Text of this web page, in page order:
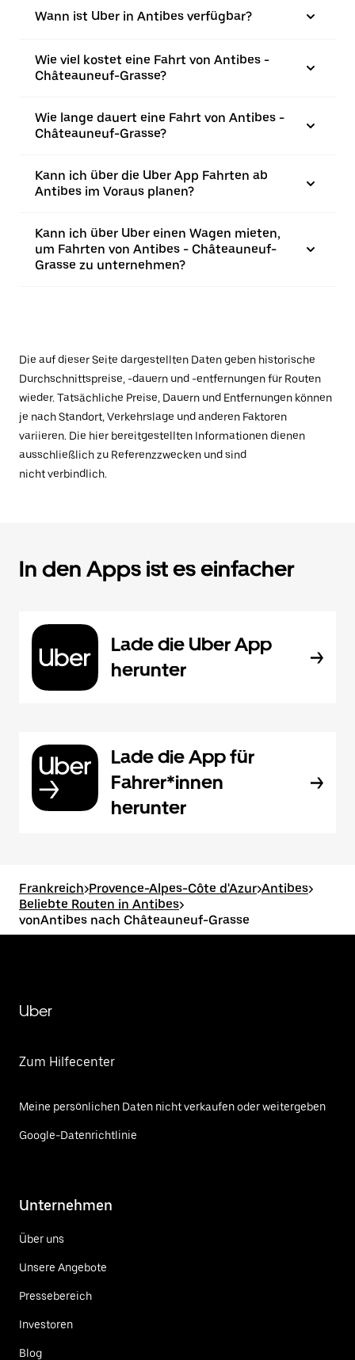
Wann ist Uber in Antibes verfügbar?
Wie viel kostet eine Fahrt von Antibes -
Châteauneuf-Grasse?
Wie lange dauert eine Fahrt von Antibes -
Châteauneuf-Grasse?
Kann ich über die Uber App Fahrten ab
Antibes im Voraus planen?
Kann ich über Uber einen Wagen mieten,
um Fahrten von Antibes - Châteauneuf-
Grasse zu unternehmen?
Die auf dieser Seite dargestellten Daten geben historische
Durchschnittspreise, -dauern und -entfernungen für Routen
wieder. Tatsächliche Preise, Dauern und Entfernungen können
je nach Standort, Verkehrslage und anderen Faktoren
variieren. Die hier bereitgestellten Informationen dienen
ausschließlich zu Referenzzwecken und sind
nicht verbindlich.
In den Apps ist es einfacher
Lade die Uber App
herunter
Lade die App für
Fahrer*innen
herunter
Frankreich>Provence-Alpes-Côte d'Azur>Antibes>
Beliebte Routen in Antibes>
vonAntibes nach Châteauneuf-Grasse
Uber
Zum Hilfecenter
Meine persönlichen Daten nicht verkaufen oder weitergeben
Google-Datenrichtlinie
Unternehmen
Über uns
Unsere Angebote
Pressebereich
Investoren
Blog